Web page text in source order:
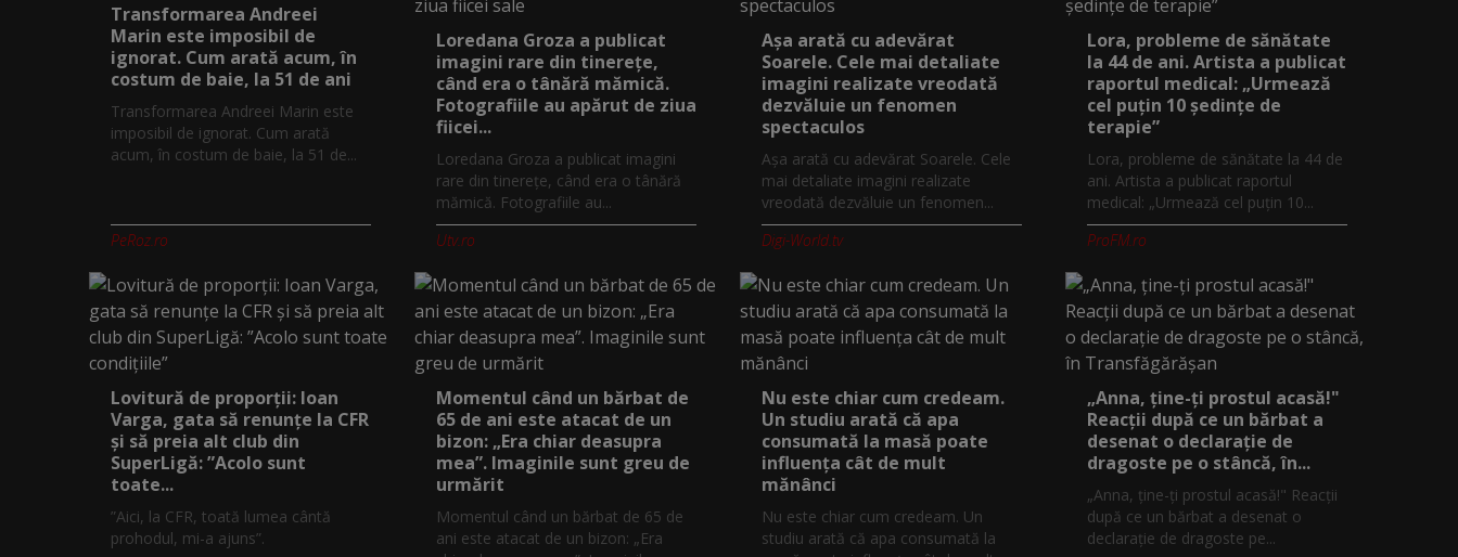
Transformarea Andreei
Marin este imposibil de
ignorat. Cum arată acum, în
costum de baie, la 51 de ani
Transformarea Andreei Marin este
imposibil de ignorat. Cum arată
acum, în costum de baie, la 51 de...
PeRoz.ro
Loredana Groza a publicat
imagini rare din tinerețe,
când era o tânără mămică.
Fotografiile au apărut de ziua
fiicei...
Loredana Groza a publicat imagini
rare din tinerețe, când era o tânără
mămică. Fotografiile au...
Utv.ro
Așa arată cu adevărat
Soarele. Cele mai detaliate
imagini realizate vreodată
dezvăluie un fenomen
spectaculos
Așa arată cu adevărat Soarele. Cele
mai detaliate imagini realizate
vreodată dezvăluie un fenomen...
Digi-World.tv
Lora, probleme de sănătate
la 44 de ani. Artista a publicat
raportul medical: „Urmează
cel puțin 10 ședințe de
terapie”
Lora, probleme de sănătate la 44 de
ani. Artista a publicat raportul
medical: „Urmează cel puțin 10...
ProFM.ro
Lovitură de proporții: Ioan
Varga, gata să renunțe la CFR
și să preia alt club din
SuperLigă: ”Acolo sunt
toate...
”Aici, la CFR, toată lumea cântă
prohodul, mi-a ajuns”.
Momentul când un bărbat de
65 de ani este atacat de un
bizon: „Era chiar deasupra
mea”. Imaginile sunt greu de
urmărit
Momentul când un bărbat de 65 de
ani este atacat de un bizon: „Era
Nu este chiar cum credeam.
Un studiu arată că apa
consumată la masă poate
influența cât de mult
mănânci
Nu este chiar cum credeam. Un
studiu arată că apa consumată la
„Anna, ţine-ţi prostul acasă!"
Reacţii după ce un bărbat a
desenat o declaraţie de
dragoste pe o stâncă, în...
„Anna, ţine-ţi prostul acasă!" Reacţii
după ce un bărbat a desenat o
declaraţie de dragoste pe...